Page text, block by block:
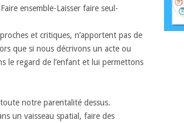
ensemble-Laisser faire seul-
et critiques, n’apportent pas de
que si nous décrivons un acte ou
le regard de l’enfant et lui permettons
notre parentalité dessus.
un vaisseau spatial, faire des